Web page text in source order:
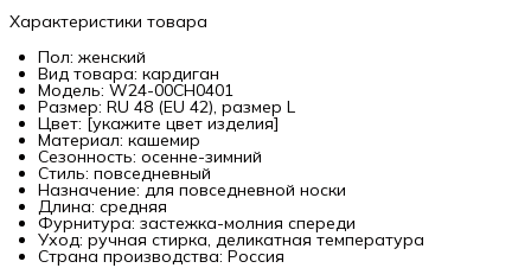
Характеристики товара
Пол: женский
Вид товара: кардиган
Модель: W24-00CH0401
Размер: RU 48 (EU 42), размер L
Цвет: [укажите цвет изделия]
Материал: кашемир
Сезонность: осенне-зимний
Стиль: повседневный
Назначение: для повседневной носки
Длина: средняя
Фурнитура: застежка-молния спереди
Уход: ручная стирка, деликатная температура
Страна производства: Россия